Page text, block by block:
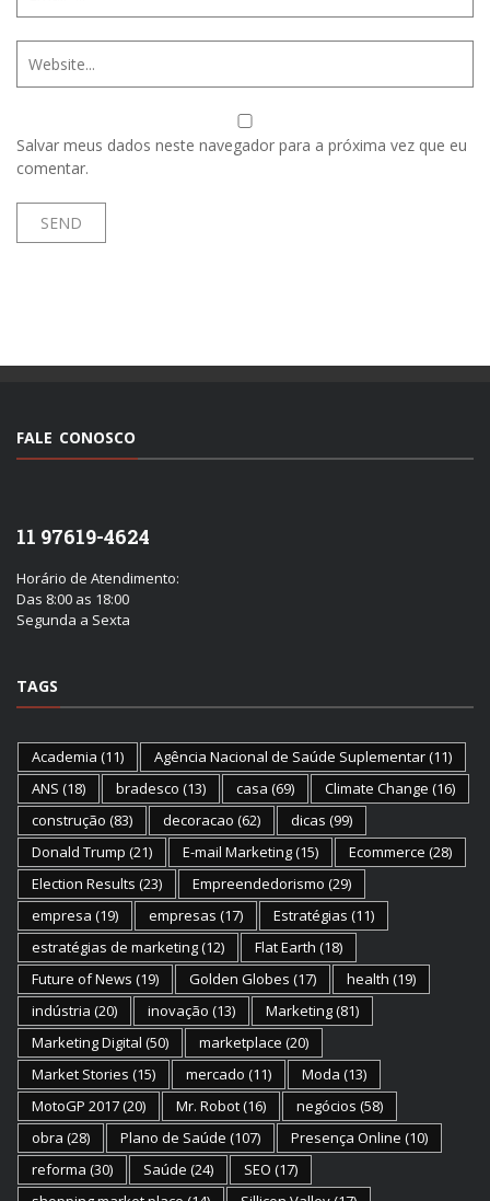
Salvar meus dados neste navegador para a próxima vez que eu
comentar.
FALE CONOSCO
11 97619-4624
Horário de Atendimento:
Das 8:00 as 18:00
Segunda a Sexta
TAGS
Academia (11) Agência Nacional de Saúde Suplementar(11)
ANS (18) bradesco (13) casa (69) Climate Change (16)
construção (83) decoracao (62) dicas (99)
Donald Trump (21) E-mail Marketing(15) Ecommerce (28)
Election Results (23) Empreendedorismo (29)
empresa (19) empresas (17) Estratégias (11)
estratégias de marketing(12) Flat Earth (18)
Future of News (19) Golden Globes (17) health (19)
indústria (20) inovação (13) Marketing(81)
Marketing Digital (50) marketplace (20)
Market Stories (15) mercado (11) Moda (13)
MotoGP 2017(20) Mr. Robot(16) negócios (58)
obra (28) Plano de Saúde (107) Presença Online (10)
reforma (30) Saúde (24) SEO (17)